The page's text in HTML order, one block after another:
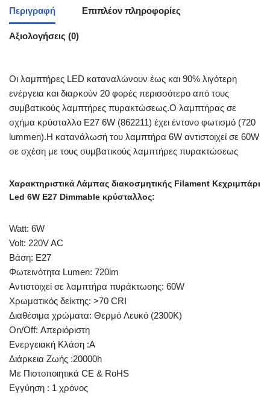
Περιγραφή Επιπλέον πληροφορίες
Αξιολογήσεις (0)
Οι λαμπτήρες LED καταναλώνουν έως και 90% λιγότερη
ενέργεια και διαρκούν 20 φορές περισσότερο από τους
συμβατικούς λαμπτήρες πυρακτώσεως.Ο λαμπτήρας σε
σχήμα κρύσταλλο Ε27 6W (862211) έχει έντονο φωτισμό (720
lummen).Η κατανάλωσή του λαμπτήρα 6W αντιστοιχεί σε 60W
σε σχέση με τους συμβατικούς λαμπτήρες πυρακτώσεως
Χαρακτηριστικά Λάμπας διακοσμητικής Filament Κεχριμπάρι
Led 6W E27 Dimmable κρύσταλλος:
Watt: 6W
Volt: 220V AC
Βάση: E27
Φωτεινότητα Lumen: 720lm
Αντιστοιχεί σε λαμπτήρα πυράκτωσης: 60W
Χρωματικός δείκτης: >70 CRI
Διαθέσιμα χρώματα: Θερμό Λευκό (2300K)
On/Off: Απεριόριστη
Ενεργειακή Κλάση :Α
Διάρκεια Ζωής :20000h
Με Πιστοποιητικά CE & RoHS
Εγγύηση : 1 χρόνος